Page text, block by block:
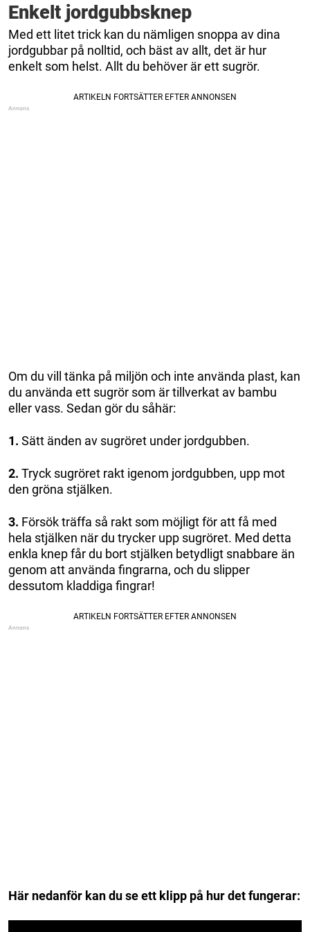
Enkelt jordgubbsknep
Med ett litet trick kan du nämligen snoppa av dina
jordgubbar på nolltid, och bäst av allt, det är hur
enkelt som helst. Allt du behöver är ett sugrör.
Om du vill tänka på miljön och inte använda plast, kan
du använda ett sugrör som är tillverkat av bambu
eller vass. Sedan gör du såhär:
1. Sätt änden av sugröret under jordgubben.
2. Tryck sugröret rakt igenom jordgubben, upp mot
den gröna stjälken.
3. Försök träffa så rakt som möjligt för att få med
hela stjälken när du trycker upp sugröret. Med detta
enkla knep får du bort stjälken betydligt snabbare än
genom att använda fingrarna, och du slipper
dessutom kladdiga fingrar!
Här nedanför kan du se ett klipp på hur det fungerar: